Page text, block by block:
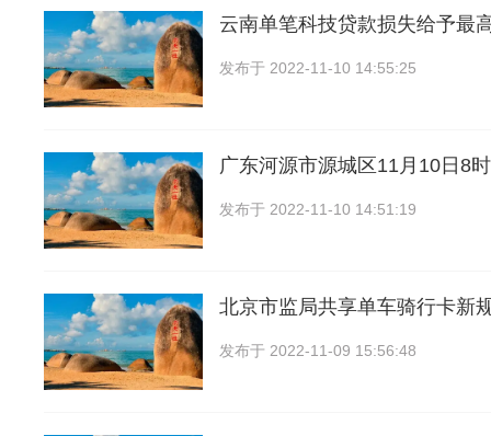
云南单笔科技贷款损失给予最
发布于 2022-11-10 14:55:25
广东河源市源城区11月10日8
发布于 2022-11-10 14:51:19
北京市监局共享单车骑行卡新
发布于 2022-11-09 15:56:48